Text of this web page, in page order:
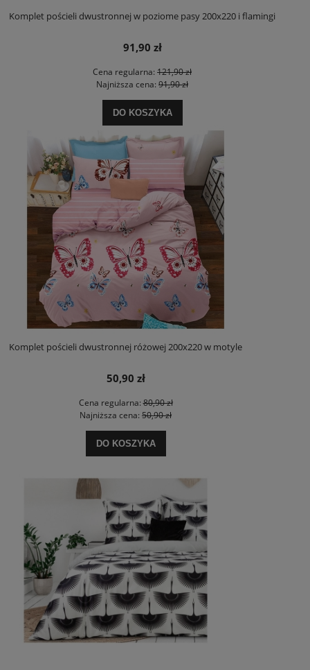
Komplet pościeli dwustronnej w poziome pasy 200x220 i flamingi
91,90 zł
Cena regularna: 121,90 zł
Najniższa cena: 91,90 zł
DO KOSZYKA
Komplet pościeli dwustronnej różowej 200x220 w motyle
50,90 zł
Cena regularna:80,90 zł
Najniższa cena: 50,90 zł
DO KOSZYKA